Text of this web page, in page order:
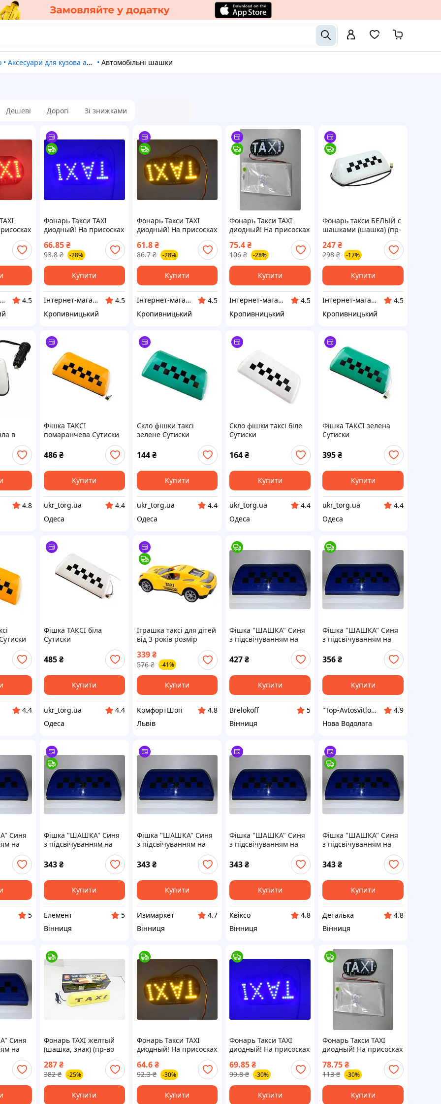
• Аксесуари для кузова автомобіля • Автомобільні шашки
Дешеві Дорогі Зі знижками
Інтернет-магазин "Запчастинки"
4.5
Фонарь Такси TAXI
диодный! На присосках
СИНИЙ) Габариты:
7х14см ПИР 53224
(ФОТО В РАБОТЕ
66.85₴
93.8 ₴ -28%
Купити
Інтернет-магазин "Запчастинки"
4.5
Кропивницький
Фонарь Такси TAXI
диодный! На присосках
БЕЛЫЙ) Габариты:
7х14см ПИР 52886
(ФОТО В РАБОТЕ
61.8 ₴
86.7 ₴ -28%
Купити
Інтернет-магазин "Запчастинки"
4.5
Кропивницький
Фонарь Такси TAXI
диодный! На присосках
ЗЕЛЕНЫЙ) Габариты:
7х14см ПИР 53227
(ФОТО В РАБОТЕ
75.4₴
106 ₴ -28%
Купити
Інтернет-магазин "Запчастинки"
4.5
Кропивницький
Фонарь такси БЕЛЫЙ с
шашками (шашка) (пр-
во Сутиски) ПД 25177 З
617173
247₴
298 ₴ -17%
Купити
Інтернет-магазин "Запчастинки"
4.5
Кропивницький
в
авто на
4.8
Фішка ТАКСІ
помаранчева Сутиски
486₴
Купити
ukr_torg.ua
4.4
Одеса
Скло фішки таксі
зелене Сутиски
144 ₴
Купити
ukr_torg.ua
4.4
Одеса
Скло фішки таксі біле
Сутиски
164₴
Купити
ukr_torg.ua
4.4
Одеса
Фішка ТАКСІ зелена
Сутиски
395₴
Купити
ukr_torg.ua
4.4
Одеса
4.4
Фішка ТАКСІ біла
Сутиски
485₴
Купити
ukr_torg.ua
4.4
Одеса
Іграшка таксі для дітей
від 3 років розмір
38х16.5х12 см пластик
ТехноК FK-13470
339 ₴
576 ₴ -41%
Купити
КомфортШоп
4.8
Львів
Фішка "ШАШКА" Синя
з підсвічуванням на
427₴
Купити
Brelokoff
5
Вінниця
Фішка "ШАШКА" Синя
з підсвічуванням на
356₴
Купити
"Top-Avtosvitlo" – безпека на дорозі
4.9
Нова Водолага
Синя
на
5
Фішка "ШАШКА" Синя
з підсвічуванням на
343₴
Купити
Елемент
5
Вінниця
Фішка "ШАШКА" Синя
з підсвічуванням на
343 ₴
Купити
Изимаркет
4.7
Вінниця
Фішка "ШАШКА" Синя
з підсвічуванням на
343₴
Купити
Квіксо
4.8
Вінниця
Фішка "ШАШКА" Синя
з підсвічуванням на
343₴
Купити
Деталька
4.8
Вінниця
Синя
на
Фонарь TAXI желтый
(шашка, знак) (пр-во
49051031858
287₴
382 ₴ -25%
Купити
Фонарь Такси TAXI
диодный! На присосках
БЕЛЫЙ) Габариты:
7х14см ПИР 52886
(ФОТО В РАБОТЕ
64.6 ₴
92.3 ₴ -30%
Купити
Фонарь Такси TAXI
диодный! На присосках
СИНИЙ) Габариты:
7х14см ПИР 53224
(ФОТО В РАБОТЕ
69.85₴
99.8 ₴ -30%
Купити
Фонарь Такси TAXI
диодный! На присосках
ЗЕЛЕНЫЙ) Габариты:
7х14см ПИР 53227
(ФОТО В РАБОТЕ
78.75₴
113 ₴ -30%
Купити